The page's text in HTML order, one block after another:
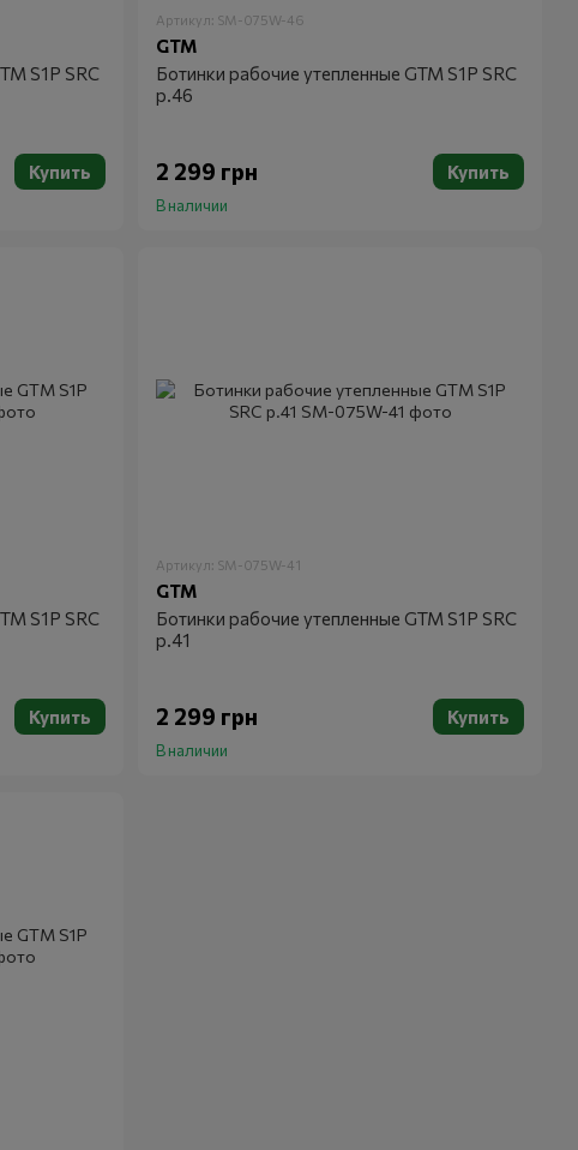
S1P SRC
Купить
Артикул: SM-075W-46
GTM
Ботинки рабочие утепленные GTM S1P SRC
р.46
2 299 грн Купить
В наличии
S1P SRC
Купить
Артикул: SM-075W-41
GTM
Ботинки рабочие утепленные GTM S1P SRC
р.41
2 299 грн Купить
В наличии